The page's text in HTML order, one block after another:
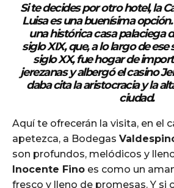
Si te decides por otro hotel, la
Luisaes una buenísima
una histórica casa palaciega
siglo XIX, que, a lo largo de ese
siglo XX, fue hogar de
jerezanas y albergó el casino
daba cita la aristocracia y la
ciudad.
Aquí te ofrecerán la visita, en el
apetezca, a Bodegas
son profundos, melódicos y
Inocente Fino es como un
fresco y lleno de promesas. Y si